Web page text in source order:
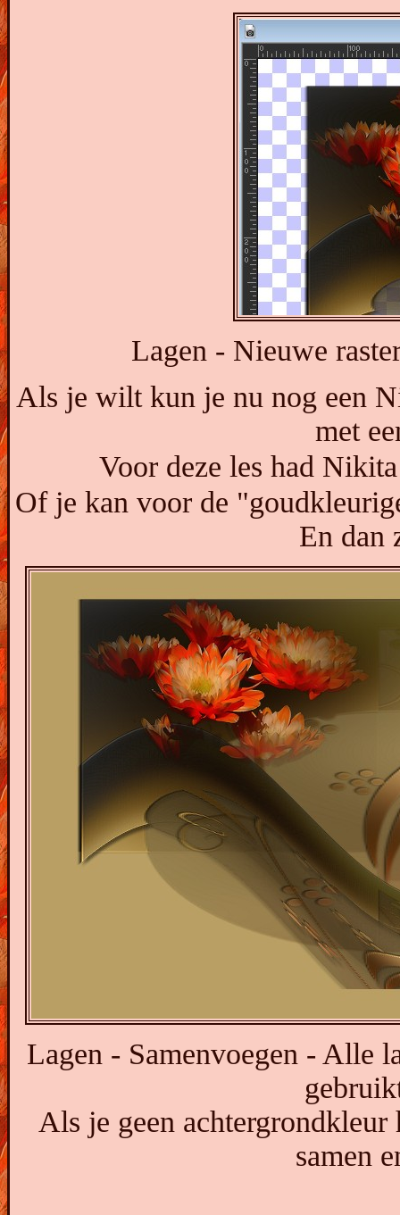
Lagen - Nieuwe
Als je wilt kun je nu nog een
met
Voor deze les had
Of je kan voor de
En dan
Lagen - Samenvoegen - Alle
Als je geen
samen